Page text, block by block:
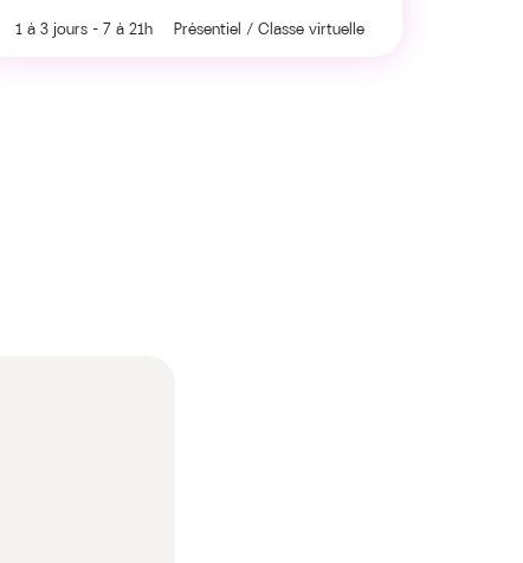
1 à 3 jours - 7 à 21h Présentiel / Classe virtuelle